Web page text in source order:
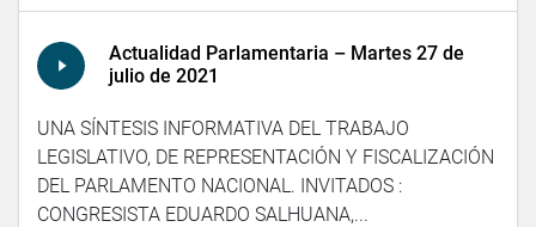
Actualidad Parlamentaria – Martes 27 de
julio de 2021
UNA SÍNTESIS INFORMATIVA DEL TRABAJO
LEGISLATIVO, DE REPRESENTACIÓN Y FISCALIZACIÓN
DEL PARLAMENTO NACIONAL. INVITADOS :
CONGRESISTA EDUARDO SALHUANA,...